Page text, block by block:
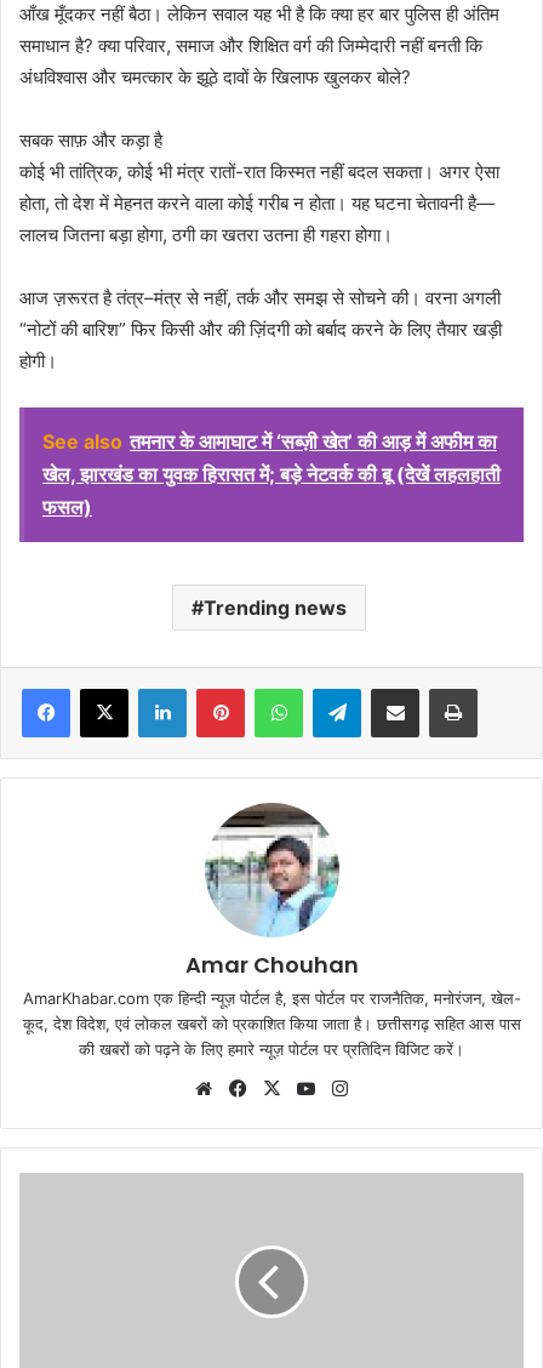
आँख मूँदकर नहीं बैठा। लेकिन सवाल यह भी है कि क्या हर बार पुलिस ही अंतिम
समाधान है? क्या परिवार, समाज और शिक्षित वर्ग की जिम्मेदारी नहीं बनती कि
अंधविश्वास और चमत्कार के झूठे दावों के खिलाफ खुलकर बोले?
सबक साफ़ और कड़ा है
कोई भी तांत्रिक, कोई भी मंत्र रातों-रात किस्मत नहीं बदल सकता। अगर ऐसा
होता, तो देश में मेहनत करने वाला कोई गरीब न होता। यह घटना चेतावनी है—
लालच जितना बड़ा होगा, ठगी का खतरा उतना ही गहरा होगा।
आज ज़रूरत है तंत्र–मंत्र से नहीं, तर्क और समझ से सोचने की। वरना अगली
“नोटों की बारिश” फिर किसी और की ज़िंदगी को बर्बाद करने के लिए तैयार खड़ी
होगी।
See also तमनार के आमाघाट में ‘सब्ज़ी खेत’ की आड़ में अफीम का
खेल, झारखंड का युवक हिरासत में; बड़े नेटवर्क की बू (देखें लहलहाती
फसल)
Trending news
Facebook
X LinkedInPinterestWhatsAppTelegramShare via Email Print
Amar Chouhan
AmarKhabar.com एक हिन्दी न्यूज़ पोर्टल है, इस पोर्टल पर राजनैतिक, मनोरंजन, खेल-
कूद, देश विदेश, एवं लोकल खबरों को प्रकाशित किया जाता है। छत्तीसगढ़ सहित आस पास
की खबरों को पढ़ने के लिए हमारे न्यूज़ पोर्टल पर प्रतिदिन विजिट करें।
WebsiteFacebook
X YouTube